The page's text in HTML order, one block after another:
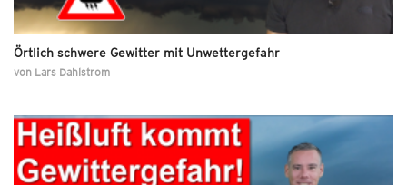
Örtlich schwere Gewitter mit Unwettergefahr
von Lars Dahlstrom